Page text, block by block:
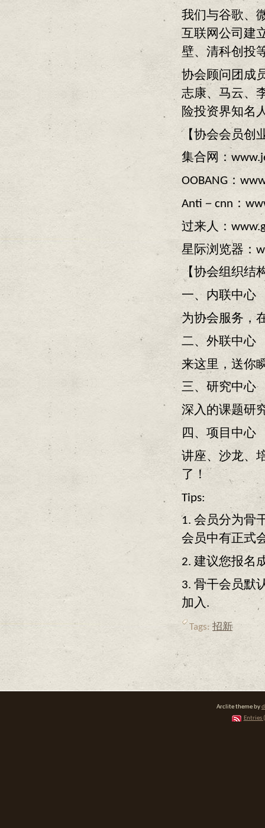
我们与谷歌、
互联网公司建
壁、清科创投
协会顾问团成
志康、马云、
险投资界知名
【协会会员创
集合网：
OOBANG：
Anti－cnn：
过来人：
星际浏览器：
【协会组织结
一、内联中心
为协会服务，
二、外联中心
来这里，送你
三、研究中心
深入的课题研
四、项目中心
讲座、沙龙、
了！
Tips:
1. 会员分为骨
会员中有正式
2. 建议您报名
3. 骨干会员默
加入.
Tags: 招新
Arclite theme by
Entries